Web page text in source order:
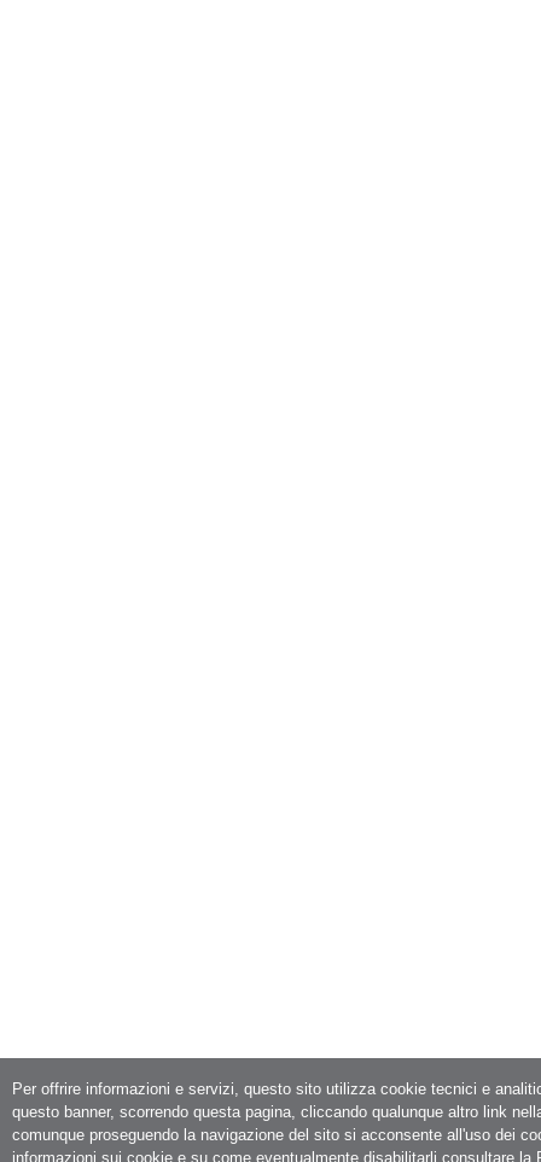
Per offrire informazioni e servizi, questo sito utilizza cookie tecnici e
questo banner, scorrendo questa pagina, cliccando qualunque altro link
comunque proseguendo la navigazione del sito si acconsente all'uso dei
informazioni sui cookie e su come eventualmente disabilitarli consultare la